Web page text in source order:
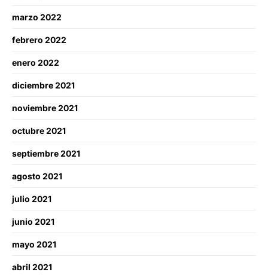
marzo 2022
febrero 2022
enero 2022
diciembre 2021
noviembre 2021
octubre 2021
septiembre 2021
agosto 2021
julio 2021
junio 2021
mayo 2021
abril 2021